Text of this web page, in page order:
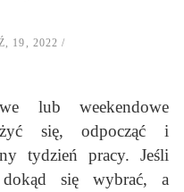
19, 2022
lub weekendowe
się, odpocząć i
tydzień pracy. Jeśli
dokąd się wybrać, a